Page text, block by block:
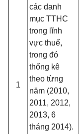
1
các danh
mục TTHC
trong lĩnh
vực thuế,
trong đó
thống kê
theo từng
năm (2010,
2011, 2012,
2013, 6
tháng 2014).